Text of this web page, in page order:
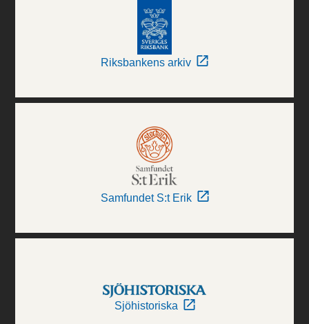
Riksbankens arkiv
Samfundet S:t Erik
Sjöhistoriska